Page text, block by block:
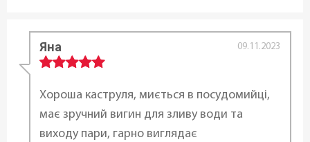
Материал:
Нержавеющая сталь
Крышка:
С крышкой
Яна 09.11.2023
Хороша каструля, миється в посудомийці,
має зручний вигин для зливу води та
виходу пари, гарно виглядає